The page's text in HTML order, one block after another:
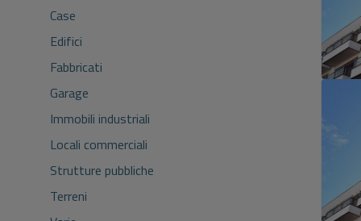
Case
Edifici
Fabbricati
Garage
Immobili industriali
Locali commerciali
Strutture pubbliche
Terreni